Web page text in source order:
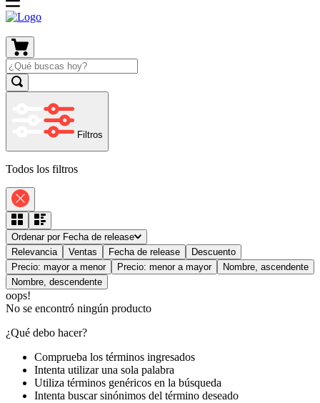
Filtros
Todos los filtros
Ordenar por Fecha de release
Relevancia
Ventas Fecha de release
Descuento
Precio: mayor a menor
Precio: menor a mayor
Nombre, ascendente
Nombre, descendente
oops!
No se encontró ningún producto
¿Qué debo hacer?
Comprueba los términos ingresados
Intenta utilizar una sola palabra
Utiliza términos genéricos en la búsqueda
Intenta buscar sinónimos del término deseado